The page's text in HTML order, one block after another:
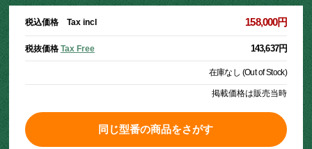
税込価格 Tax incl 158,000円
税抜価格 Tax Free 143,637円
在庫なし (Out of Stock)
掲載価格は販売当時
同じ型番の商品をさがす